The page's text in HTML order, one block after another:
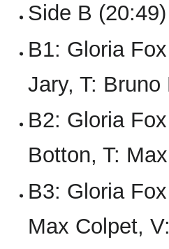
Side B (20:49)
B1: Gloria
Jary, T:
B2: Gloria
Botton, T:
B3: Gloria
Max Colpet,